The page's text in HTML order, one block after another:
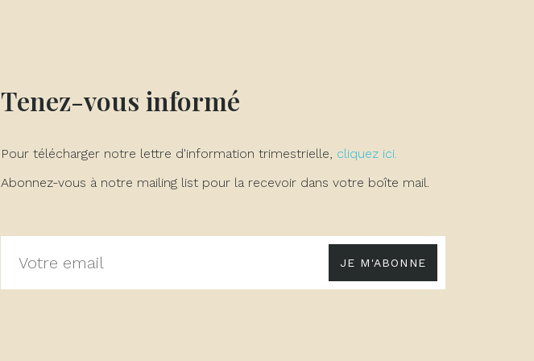
Tenez-vous informé
Pour télécharger notre lettre d'information trimestrielle, cliquez ici.
Abonnez-vous à notre mailing list pour la recevoir dans votre boîte mail.
JE M'ABONNE